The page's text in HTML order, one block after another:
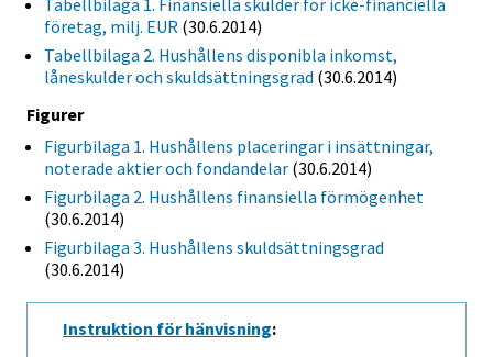
Tabellbilaga 1. Finansiella skulder för icke-financiella
företag, milj. EUR (30.6.2014)
Tabellbilaga 2. Hushållens disponibla inkomst,
låneskulder och skuldsättningsgrad (30.6.2014)
Figurer
Figurbilaga 1. Hushållens placeringar i insättningar,
noterade aktier och fondandelar (30.6.2014)
Figurbilaga 2. Hushållens finansiella förmögenhet
(30.6.2014)
Figurbilaga 3. Hushållens skuldsättningsgrad
(30.6.2014)
Instruktion för hänvisning: